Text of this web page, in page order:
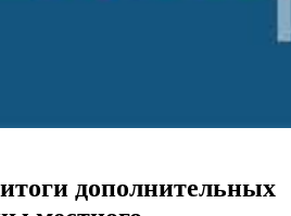
дополнительных